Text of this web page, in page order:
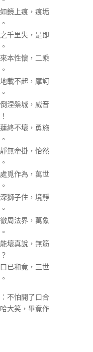
鏡上痕，痕垢
千里失，是即
本性懷，二乘
載不起，摩訶
涅槃城，威音
終不壞，勇施
無牽掛，怡然
覓作為，萬世
獅子住，境靜
周法界，萬象
壞真說，無筋
已和竟，三世
不怕開了口合
大笑，畢竟作